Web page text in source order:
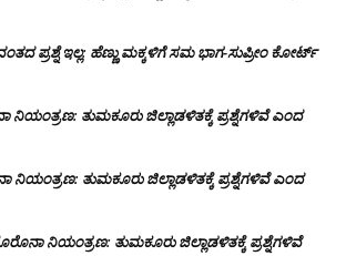
ಪ್ರಶ್ನೆ ಇಲ್ಲ: ಹೆಣ್ಣು ಮಕ್ಕಳಿಗೆ ಸಮ ಭಾಗ-ಸುಪ್ರೀಂ ಕೋರ್ಟ್
ನಿಯಂತ್ರಣ: ತುಮಕೂರು ಜಿಲ್ಲಾಡಳಿತಕ್ಕೆ ಪ್ರಶ್ನೆಗಳಿವೆ ಎಂದ
ನಿಯಂತ್ರಣ: ತುಮಕೂರು ಜಿಲ್ಲಾಡಳಿತಕ್ಕೆ ಪ್ರಶ್ನೆಗಳಿವೆ ಎಂದ
ನಿಯಂತ್ರಣ: ತುಮಕೂರು ಜಿಲ್ಲಾಡಳಿತಕ್ಕೆ ಪ್ರಶ್ನೆಗಳಿವೆ